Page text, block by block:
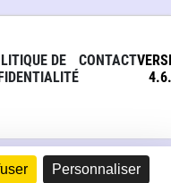
Personnaliser
DE
CONTACT